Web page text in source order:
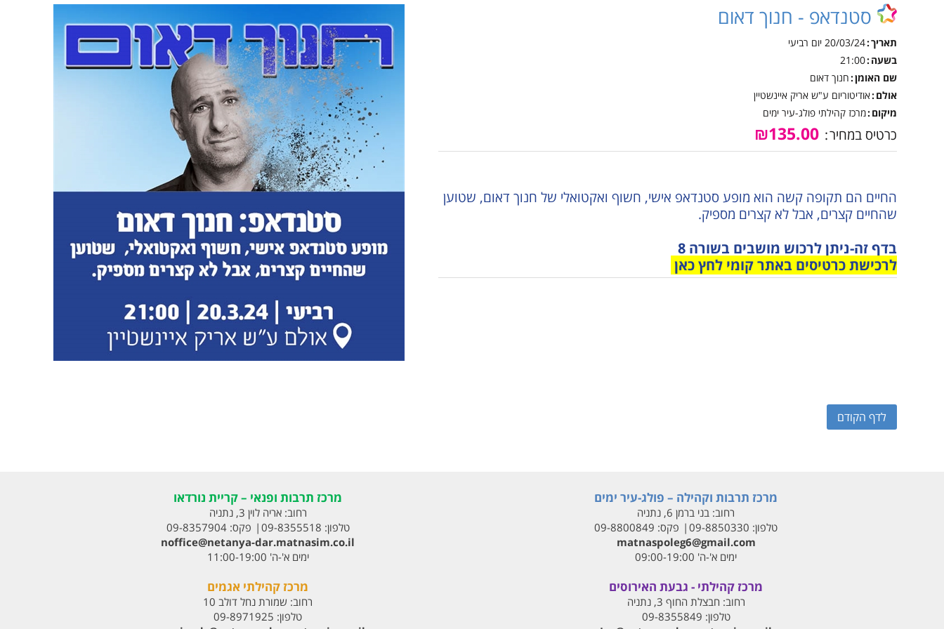
אינטראקטיבית קייטנות
קיץ
נהלי הרשמה לקייטנות
הקיץ
נגישות והשתלבות
סטנדאפ - חנוך דאום
תאריך 20/03/24 יום רביעי
בשעה 21:00
שם האומן חנוך דאום
אולם אודיטוריום ע"ש אריק איינשטיין
מיקום מרכז קהילתי פולג-עיר ימים
כרטיס במחיר ₪135.00
החיים הם תקופה קשה הוא מופע סטנדאפ אישי, חשוף ואקטואלי של חנוך דאום, שטוען
שהחיים קצרים, אבל לא קצרים מספיק.
בדף זה-ניתן לרכוש מושבים בשורה 8
לרכישת כרטיסים באתר קומי לחץ כאן
לדף הקודם
מרכז תרבות וקהילה – פולג-עיר ימים
רחוב: בני ברמן 6, נתניה
טלפון: 09-8850330 פקס: 09-8800849
matnaspoleg6@gmail.com
ימים א'-ה' 09:00-19:00
מרכז תרבות ופנאי – קריית נורדאו
רחוב:אריה לוין 3, נתניה
טלפון: 09-8355518 פקס:09-8357904
noffice@netanya-dar.matnasim.co.il
ימים א'-ה' 11:00-19:00
מרכז קהילתי - גבעת האירוסים
רחוב: חבצלת החוף 3, נתניה
טלפון: 09-8355849
מרכז קהילתי אגמים
רחוב: שמורת נחל דולב 10
טלפון: 09-8971925